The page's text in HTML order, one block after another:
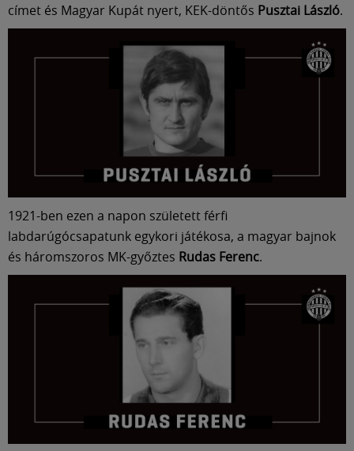
címet és Magyar Kupát nyert, KEK-döntős Pusztai László.
1921-ben ezen a napon született férfi
labdarúgócsapatunk egykori játékosa, a magyar bajnok
és háromszoros MK-győztes Rudas Ferenc.
Shop
English